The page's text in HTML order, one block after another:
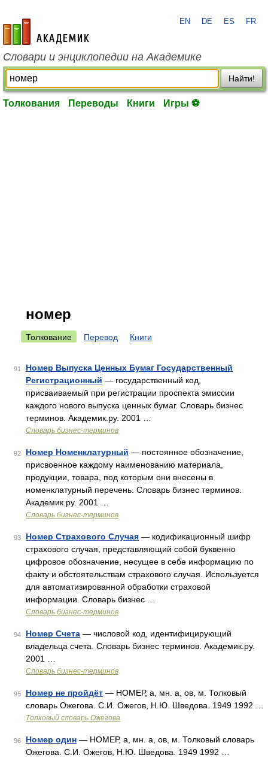
academic.ru
EN DE ES FR
Словари и энциклопедии на Академике
Найти!
Толкования Переводы Книги Игры ⚽
номер
Толкование Перевод Книги
91
Номер Выпуска Ценных Бумаг Государственный
Регистрационный — государственный код,
присваиваемый при регистрации проспекта эмиссии
каждого нового выпуска ценных бумаг. Словарь бизнес
терминов. Академик.ру. 2001 …
Словарь бизнес-терминов
92 Номер Номенклатурный — постоянное обозначение,
присвоенное каждому наименованию материала,
продукции, товара, под которым они внесены в
номенклатурный перечень. Словарь бизнес терминов.
Академик.ру. 2001 …
Словарь бизнес-терминов
93 Номер Страхового Случая — кодификационный шифр
страхового случая, представляющий собой буквенно
цифровое обозначение, несущее в себе информацию по
факту и обстоятельствам страхового случая. Используется
для автоматизированной обработки страховой
информации. Словарь бизнес …
Словарь бизнес-терминов
94 Номер Счета — числовой код, идентифицирующий
владельца счета. Словарь бизнес терминов. Академик.ру.
2001 …
Словарь бизнес-терминов
95 Номер не пройдёт — НОМЕР, а, мн. а, ов, м. Толковый
словарь Ожегова. С.И. Ожегов, Н.Ю. Шведова. 1949 1992 …
Толковый словарь Ожегова
96 Номер один — НОМЕР, а, мн. а, ов, м. Толковый словарь
Ожегова. С.И. Ожегов, Н.Ю. Шведова. 1949 1992 …